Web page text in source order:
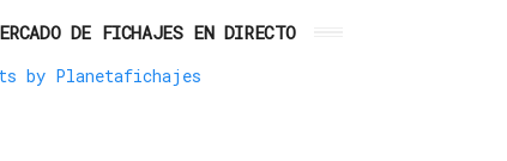
DE FICHAJES EN DIRECTO
by Planetafichajes